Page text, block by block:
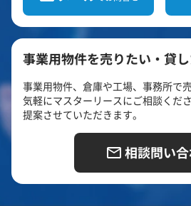
事業用物件を売りたい・貸
事業用物件、倉庫や工場、事務所で
気軽にマスターリースにご相談くだ
提案させていただきます。
相談問い